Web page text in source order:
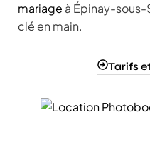
mariage à Épinay-sous-
clé en main.
Tarifs